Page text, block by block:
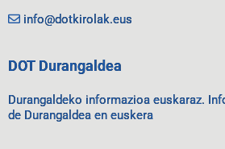
info@dotkirolak.eus
DOT Durangaldea
Durangaldeko informazioa euskaraz.
de Durangaldea en euskera